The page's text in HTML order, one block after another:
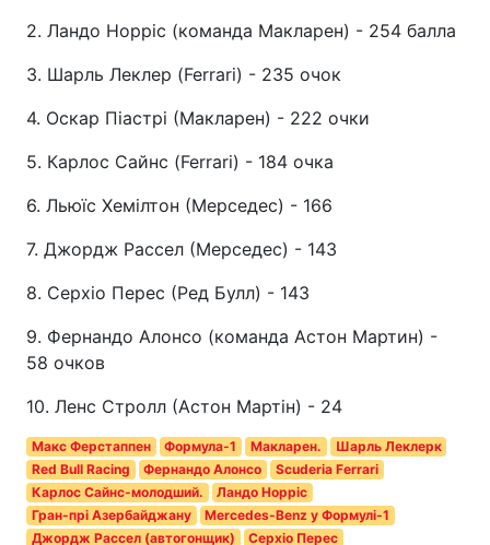
2. Ландо Норріс (команда Макларен) - 254 балла
3. Шарль Леклер (Ferrari) - 235 очок
4. Оскар Піастрі (Макларен) - 222 очки
5. Карлос Сайнс (Ferrari) - 184 очка
6. Льюїс Хемілтон (Мерседес) - 166
7. Джордж Рассел (Мерседес) - 143
8. Серхіо Перес (Ред Булл) - 143
9. Фернандо Алонсо (команда Астон Мартин) -
58 очков
10. Ленс Стролл (Астон Мартін) - 24
Макс Ферстаппен Формула-1 Макларен.
Шарль Леклерк
Red Bull Racing
Фернандо Алонсо
Scuderia Ferrari
Карлос Сайнс-молодший.
Ландо Норріс
Гран-прі Азербайджану
Mercedes-Benz у Формулі-1
Джордж Рассел (автогонщик)
Серхіо Перес